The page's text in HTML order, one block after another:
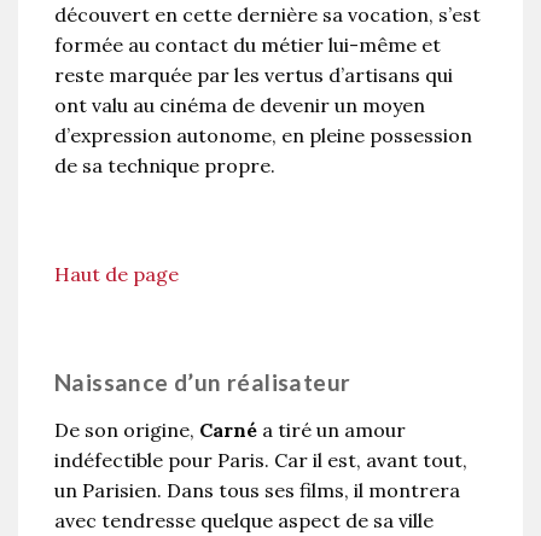
découvert en cette dernière sa vocation, s’est
formée au contact du métier lui-même et
reste marquée par les vertus d’artisans qui
ont valu au cinéma de devenir un moyen
d’expression autonome, en pleine possession
de sa technique propre.
Haut de page
Naissance d’un réalisateur
De son origine, Carné a tiré un amour
indéfectible pour Paris. Car il est, avant tout,
un Parisien. Dans tous ses films, il montrera
avec tendresse quelque aspect de sa ville